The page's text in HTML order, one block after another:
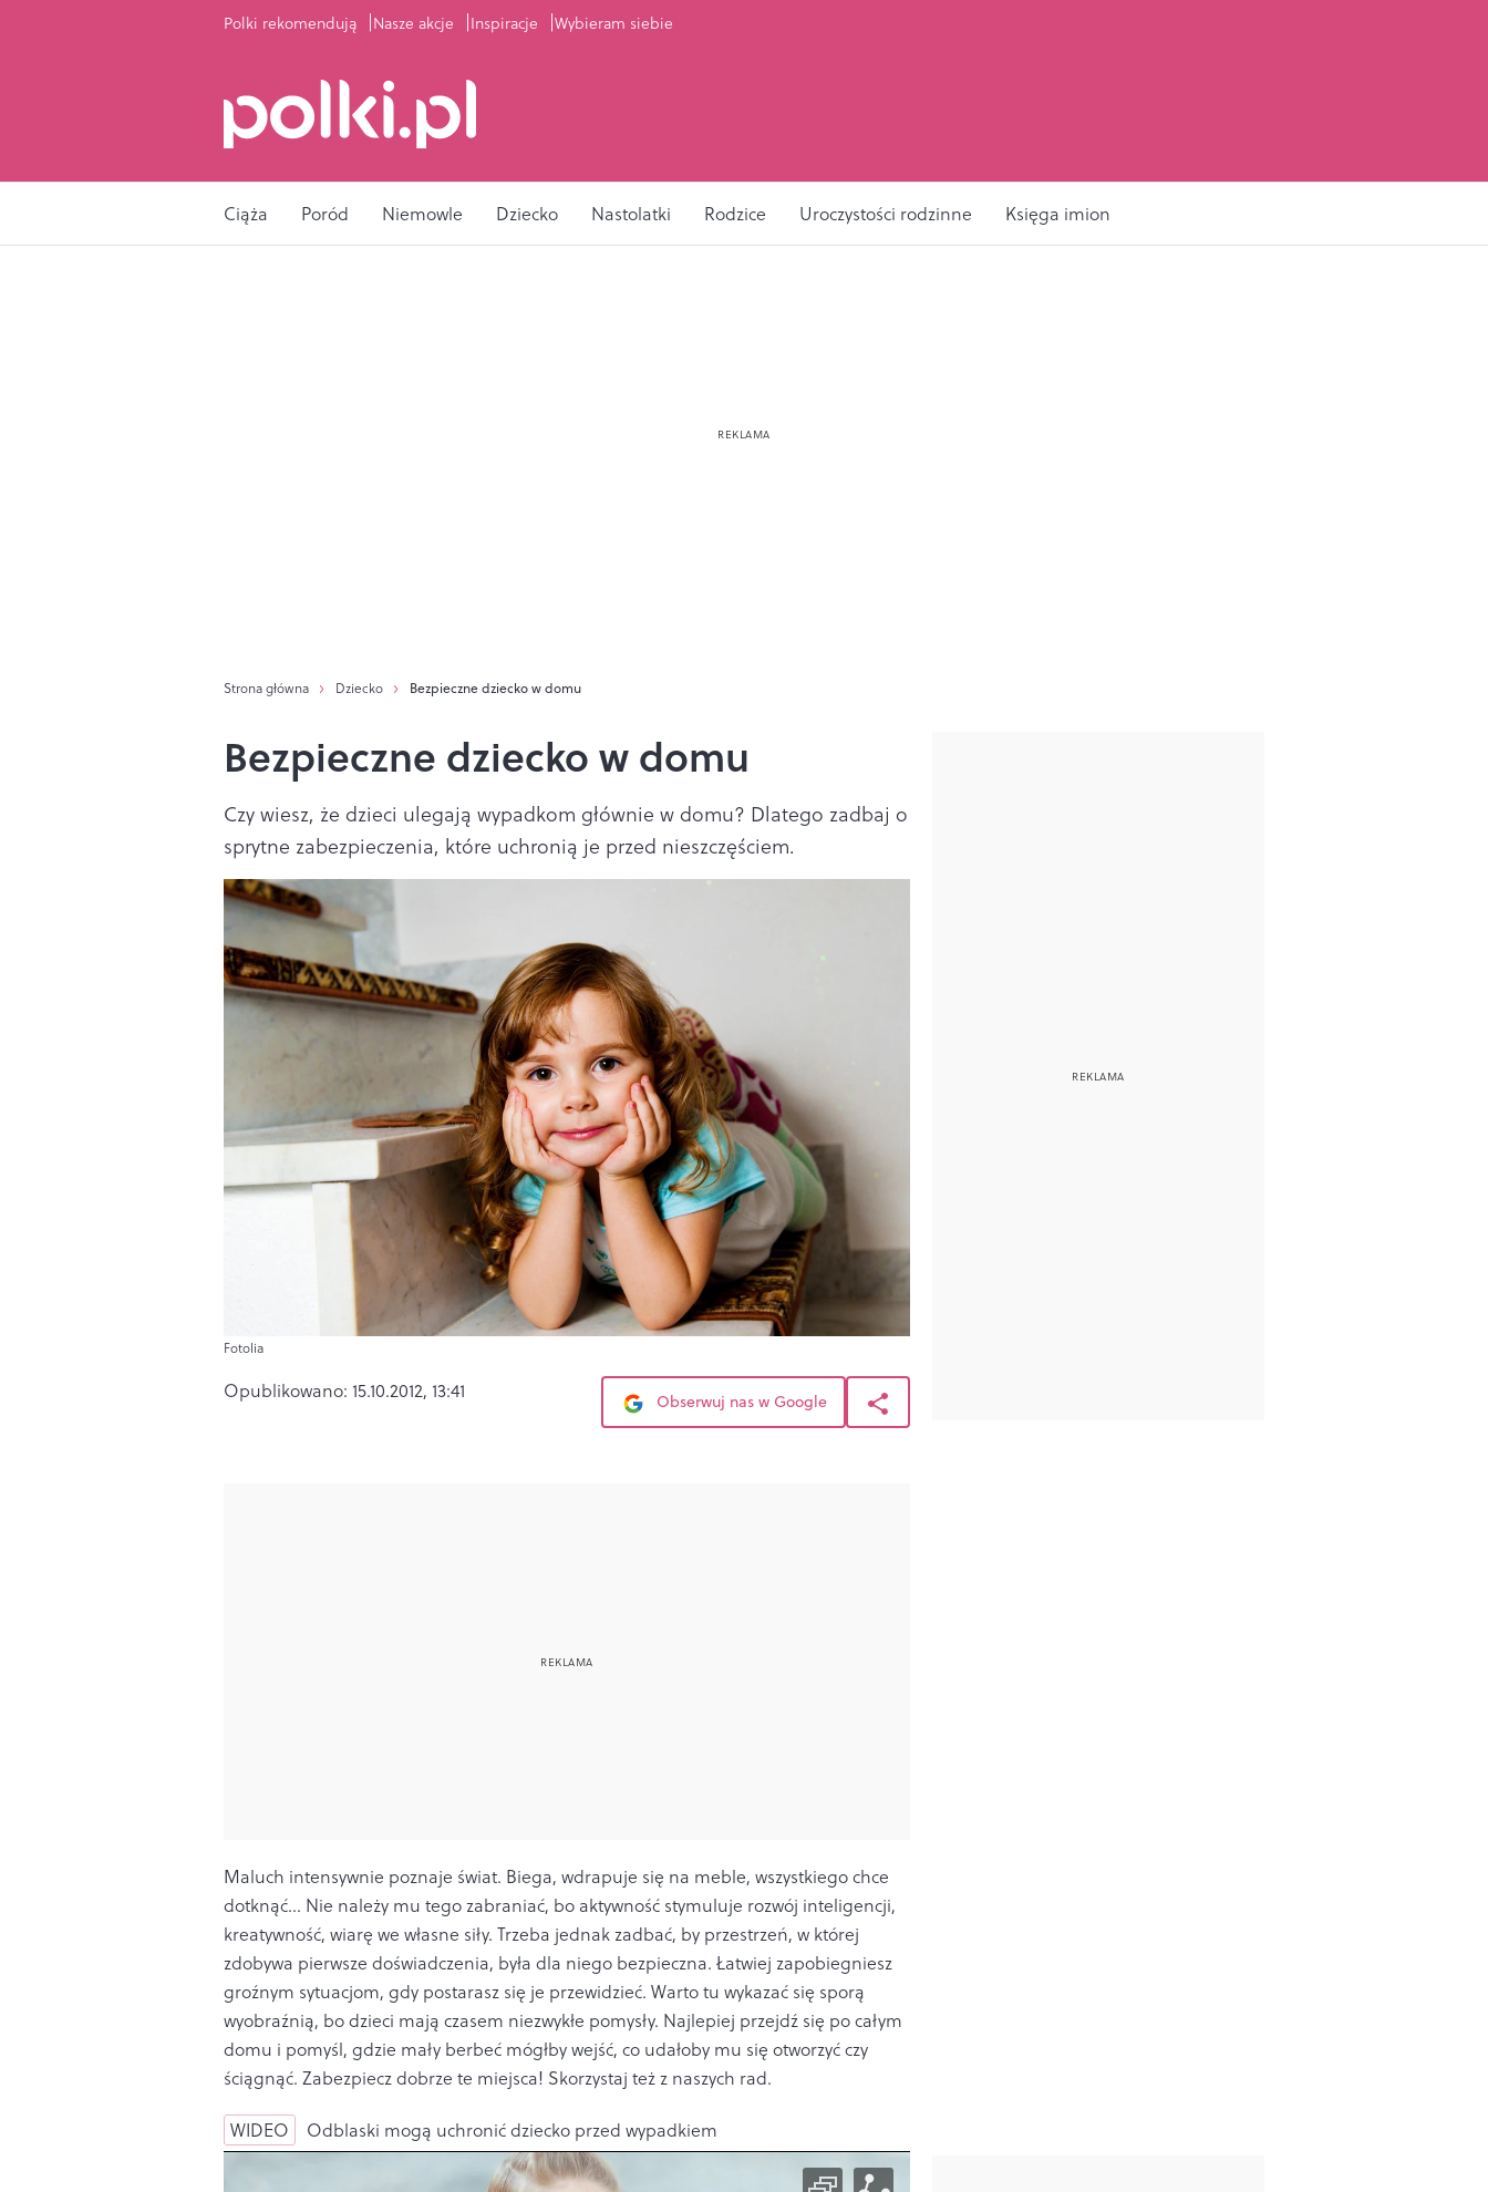
Polki rekomendują Nasze akcje Inspiracje Wybieram siebie
Ciąża Poród Niemowle Dziecko Nastolatki Rodzice Uroczystości rodzinne Księga imion
Strona główna Dziecko Bezpieczne dziecko w domu
Bezpieczne dziecko w domu
Czy wiesz, że dzieci ulegają wypadkom głównie w domu? Dlatego zadbaj o
sprytne zabezpieczenia, które uchronią je przed nieszczęściem.
Fotolia
Opublikowano: 15.10.2012, 13:41 Obserwuj nas w Google
Maluch intensywnie poznaje świat. Biega, wdrapuje się na meble, wszystkiego chce
dotknąć... Nie należy mu tego zabraniać, bo aktywność stymuluje rozwój inteligencji,
kreatywność, wiarę we własne siły. Trzeba jednak zadbać, by przestrzeń, w której
zdobywa pierwsze doświadczenia, była dla niego bezpieczna. Łatwiej zapobiegniesz
groźnym sytuacjom, gdy postarasz się je przewidzieć. Warto tu wykazać się sporą
wyobraźnią, bo dzieci mają czasem niezwykłe pomysły. Najlepiej przejdź się po całym
domu i pomyśl, gdzie mały berbeć mógłby wejść, co udałoby mu się otworzyć czy
ściągnąć. Zabezpiecz dobrze te miejsca! Skorzystaj też z naszych rad.
WIDEO Odblaski mogą uchronić dziecko przed wypadkiem